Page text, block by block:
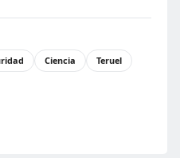
Ciencia Teruel